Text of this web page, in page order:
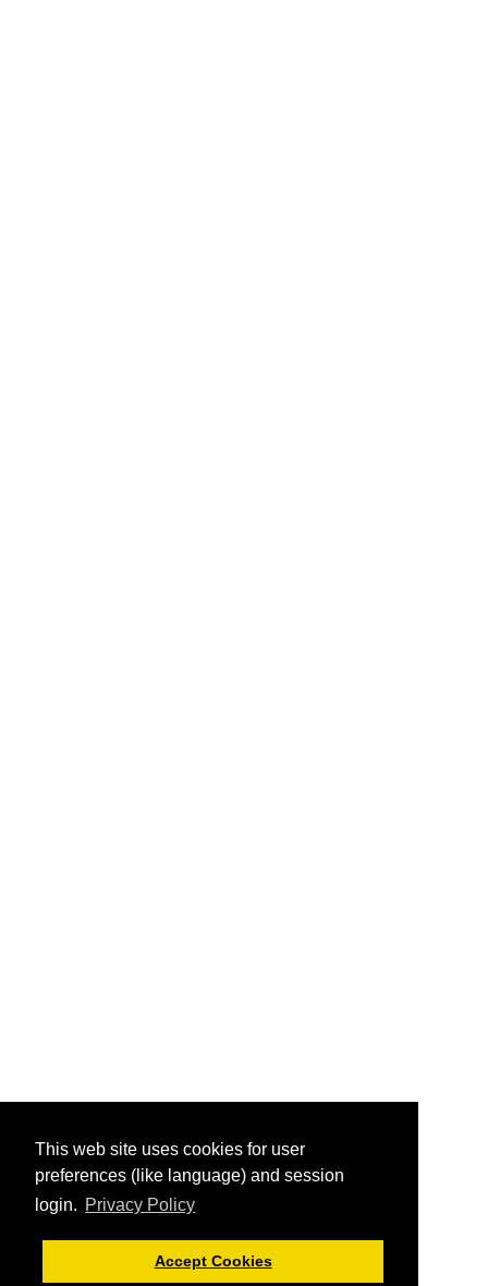
This web site uses cookies for user
preferences (like language) and session
login. Privacy Policy
Accept Cookies